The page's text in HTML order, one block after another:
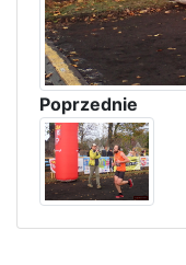
Poprzednie